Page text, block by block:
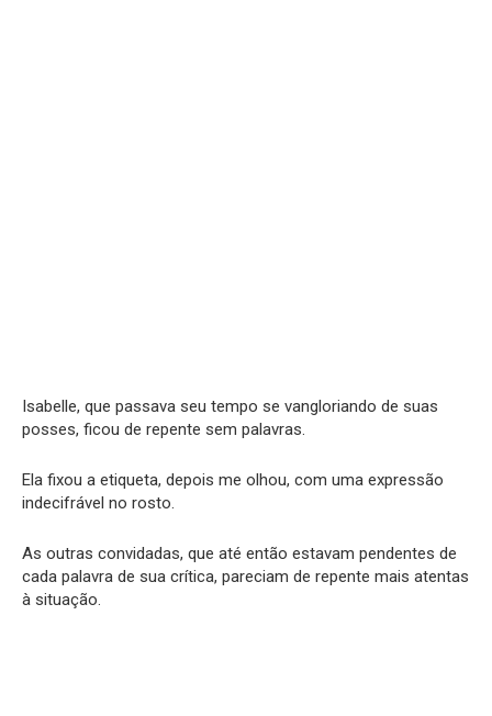
Isabelle, que passava seu tempo se vangloriando de suas
posses, ficou de repente sem palavras.
Ela fixou a etiqueta, depois me olhou, com uma expressão
indecifrável no rosto.
As outras convidadas, que até então estavam pendentes de
cada palavra de sua crítica, pareciam de repente mais atentas
à situação.